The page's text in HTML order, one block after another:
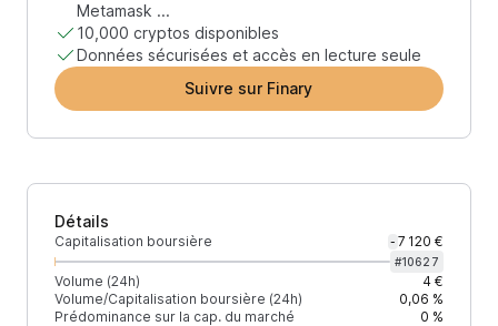
Metamask ...
10,000 cryptos disponibles
Données sécurisées et accès en lecture seule
Suivre sur Finary
Détails
Capitalisation boursière - 7 120 €
#10627
Volume (24h)
4 €
Volume/Capitalisation boursière (24h)
0,06 %
Prédominance sur la cap. du marché
0 %